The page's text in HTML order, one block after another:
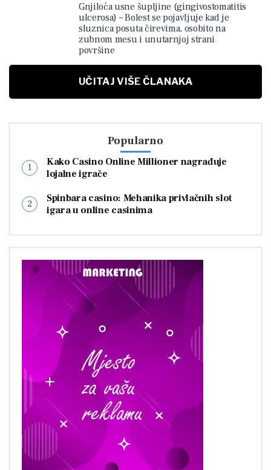
Gnjiloća usne šupljine (gingivostomatitis
ulcerosa) – Bolest se pojavljuje kad je
sluznica posuta čirevima, osobito na
zubnom mesu i unutarnjoj strani
površine
UČITAJ VIŠE ČLANAKA
Popularno
Kako Casino Online Millioner nagrađuje
lojalne igrače
Spinbara casino: Mehanika privlačnih slot
igara u online casinima